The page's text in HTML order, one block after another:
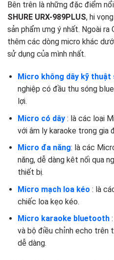
Bên trên là những đặc điểm
SHURE URX-989PLUS, hi
sản phẩm ưng ý nhất. Ngoài
thêm các dòng micro khác
sử dụng của mình nhất.
Micro không dây kỹ thuật
nghiệp có đầu thu sóng
lợi.
Micro có dây : là các loại
với âm ly karaoke trong gia
Micro đa năng: là các
năng, dễ dàng kêt nối qua
thiết bị.
Micro mạch loa kéo : là
chiếc loa kẹo kéo.
Micro karaoke bluetooth:
và bộ điều chỉnh echo trên
dễ dàng.